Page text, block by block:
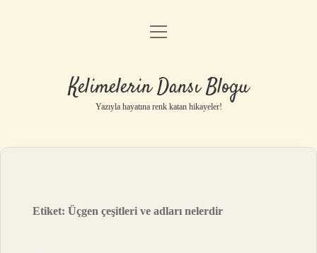
Anasayfa
Yasal Uyarı
menüyü
Kelimelerin Dansı Blogu
Yazıyla hayatına renk katan hikayeler!
Etiket:Üçgen çeşitleri ve adları nelerdir